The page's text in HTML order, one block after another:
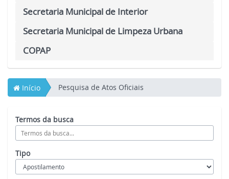
Secretaria Municipal de Interior
Secretaria Municipal de Limpeza Urbana
COPAP
Início Pesquisa de Atos Oficiais
Termos da busca
Tipo